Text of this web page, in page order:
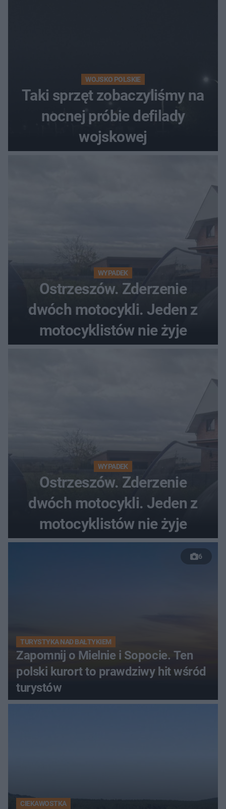
WOJSKO POLSKIE
Taki sprzęt zobaczyliśmy na
nocnej próbie defilady
wojskowej
WYPADEK
Ostrzeszów. Zderzenie
dwóch motocykli. Jeden z
motocyklistów nie żyje
WYPADEK
Ostrzeszów. Zderzenie
dwóch motocykli. Jeden z
motocyklistów nie żyje
6
TURYSTYKA NAD BAŁTYKIEM
Zapomnij o Mielnie i Sopocie. Ten
polski kurort to prawdziwy hit wśród
turystów
CIEKAWOSTKA